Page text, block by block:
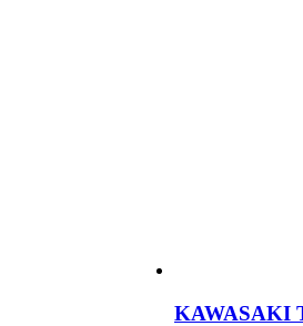
KAWASAKI